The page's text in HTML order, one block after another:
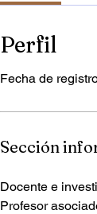
Perfil
Fecha de
Sección
Docente e
Profesor